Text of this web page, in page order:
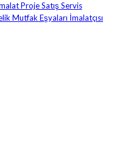
Proje Satış Servis